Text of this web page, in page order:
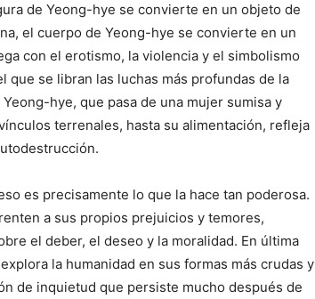
de Yeong-hye se convierte en un objeto de
el cuerpo de Yeong-hye se convierte en un
con el erotismo, la violencia y el simbolismo
que se libran las luchas más profundas de la
hye, que pasa de una mujer sumisa y
terrenales, hasta su alimentación, refleja
es precisamente lo que la hace tan poderosa.
a sus propios prejuicios y temores,
el deber, el deseo y la moralidad. En última
la humanidad en sus formas más crudas y
de inquietud que persiste mucho después de